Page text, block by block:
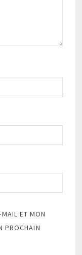
ET MON
PROCHAIN